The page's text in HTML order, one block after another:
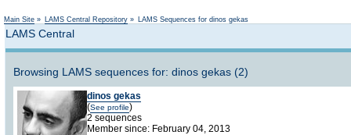
Main Site » LAMS Central Repository » LAMS Sequences for dinos gekas
LAMS Central
Browsing LAMS sequences for: dinos gekas (2)
dinos gekas
(See profile)
2 sequences
Member since: February 04, 2013